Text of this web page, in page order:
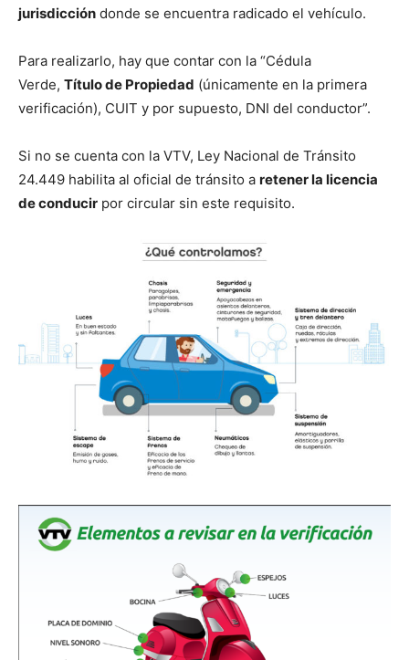
jurisdicción donde se encuentra radicado el vehículo.
Para realizarlo, hay que contar con la “Cédula
Verde, Título de Propiedad (únicamente en la primera
verificación), CUIT y por supuesto, DNI del conductor”.
Si no se cuenta con la VTV, Ley Nacional de Tránsito
24.449 habilita al oficial de tránsito a retener la licencia
de conducir por circular sin este requisito.